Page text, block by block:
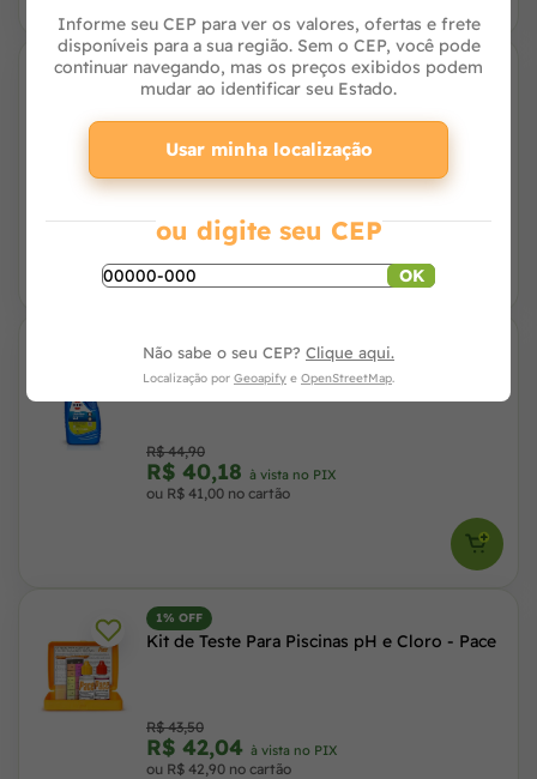
HTH Cloro Desinfetante para Piscina Tripla
R$ 55,86
ou R$ 57,00 no cartão
HTH Ultra Clear 1 L - Clarificante e Algicida
Sem Cobre para Piscinas Cristalinas
R$ 44,90
R$ 40,18 à vista no PIX
ou R$ 41,00 no cartão
1% OFF
Kit de Teste Para Piscinas pH e Cloro - Pace
R$ 43,50
R$ 42,04 à vista no PIX
ou R$ 42,90 no cartão
Informe seu CEP para ver os valores, ofertas e frete
disponíveis para a sua região. Sem o CEP, você pode
continuar navegando, mas os preços exibidos podem
mudar ao identificar seu Estado.
Usar minha localização
ou digite seu CEP
OK
Não sabe o seu CEP? Clique aqui.
Localização por Geoapify e OpenStreetMap